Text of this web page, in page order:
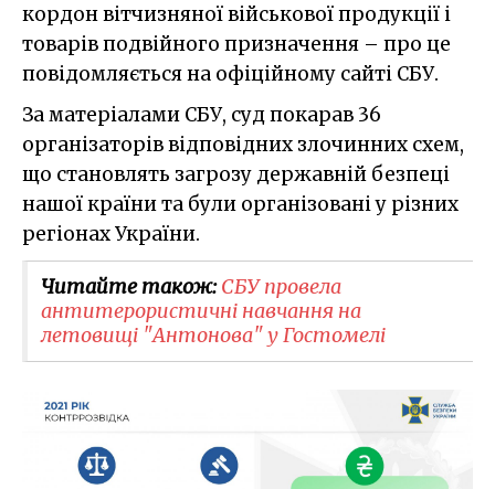
кордон вітчизняної військової продукції і
товарів подвійного призначення – про це
повідомляється на офіційному сайті СБУ.
За матеріалами СБУ, суд покарав 36
організаторів відповідних злочинних схем,
що становлять загрозу державній безпеці
нашої країни та були організовані у різних
регіонах України.
Читайте також:СБУ провела
антитерористичні навчання на
летовищі "Антонова" у Гостомелі